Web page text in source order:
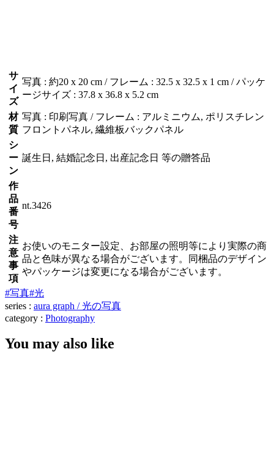
サ
イ
ズ
写真 : 約20 x 20 cm / フレーム : 32.5 x 32.5 x 1 cm / パッケ
ージサイズ : 37.8 x 36.8 x 5.2 cm
材
質
写真 : 印刷写真 / フレーム : アルミニウム, ポリスチレン
フロントパネル, 繊維板バックパネル
シ
ー
ン
誕生日, 結婚記念日, 出産記念日 等の贈答品
作
品
番
号
nt.3426
注
意
事
項
お使いのモニター設定、お部屋の照明等により実際の商
品と色味が異なる場合がございます。同梱品のデザイン
やパッケージは変更になる場合がございます。
#写真#光
series : aura graph / 光の写真
category : Photography
You may also like